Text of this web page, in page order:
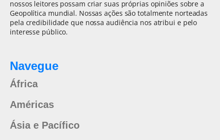
nossos leitores possam criar suas próprias opiniões sobre a
Geopolítica mundial. Nossas ações são totalmente norteadas
pela credibilidade que nossa audiência nos atribui e pelo
interesse público.
Navegue
África
Américas
Ásia e Pacífico